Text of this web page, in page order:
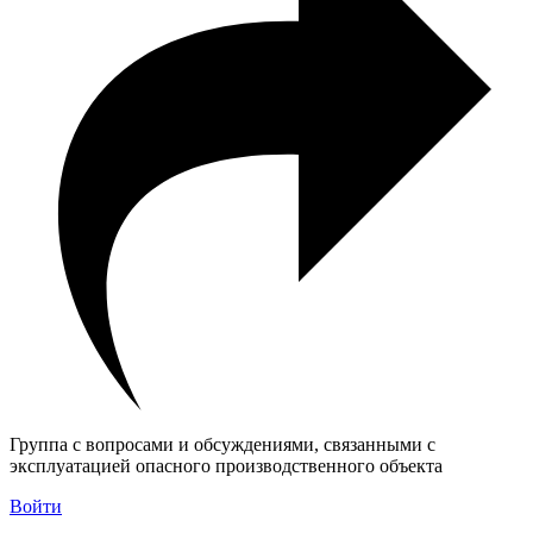
Группа с вопросами и обсуждениями, связанными с
эксплуатацией опасного производственного объекта
Войти